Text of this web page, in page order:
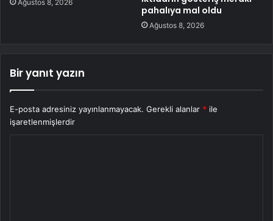
Ağustos 8, 2026
pahalıya mal oldu
Ağustos 8, 2026
Bir yanıt yazın
E-posta adresiniz yayınlanmayacak. Gerekli alanlar * ile
işaretlenmişlerdir